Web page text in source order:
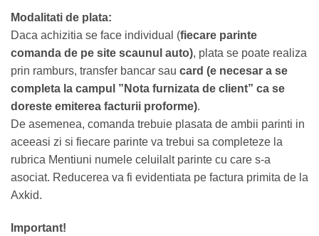
Modalitati de plata:
Daca achizitia se face individual (fiecare parinte
comanda de pe site scaunul auto), plata se poate realiza
prin ramburs, transfer bancar sau card (e necesar a se
completa la campul ”Nota furnizata de client” ca se
doreste emiterea facturii proforme).
De asemenea, comanda trebuie plasata de ambii parinti in
aceeasi zi si fiecare parinte va trebui sa completeze la
rubrica Mentiuni numele celuilalt parinte cu care s-a
asociat. Reducerea va fi evidentiata pe factura primita de la
Axkid.
Important!